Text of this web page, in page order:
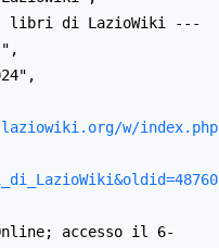
",
w/index.php